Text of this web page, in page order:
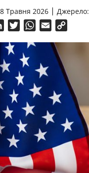
Травня 2026 Джерело:
LinkedInTwitterWhatsApp
Email